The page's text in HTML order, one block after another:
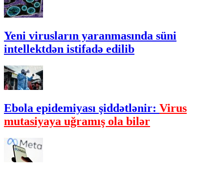
Yeni virusların yaranmasında süni
intellektdən istifadə edilib
Ebola epidemiyası şiddətlənir: Virus
mutasiyaya uğramış ola bilər